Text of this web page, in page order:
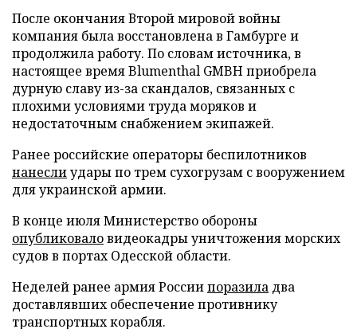
После окончания Второй мировой войны
компания была восстановлена в Гамбурге и
продолжила работу. По словам источника, в
настоящее время Blumenthal GMBH приобрела
дурную славу из-за скандалов, связанных с
плохими условиями труда моряков и
недостаточным снабжением экипажей.
Ранее российские операторы беспилотников
нанеслиудары по трем сухогрузам с вооружением
для украинской армии.
В конце июля Министерство обороны
опубликоваловидеокадры уничтожения морских
судов в портах Одесской области.
Неделей ранее армия Россиипоразила два
доставлявших обеспечение противнику
транспортных корабля.